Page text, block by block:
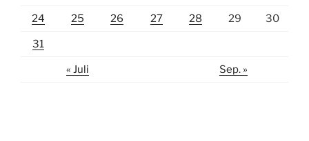
24 25 26 27 28 29 30
31
« Juli Sep. »